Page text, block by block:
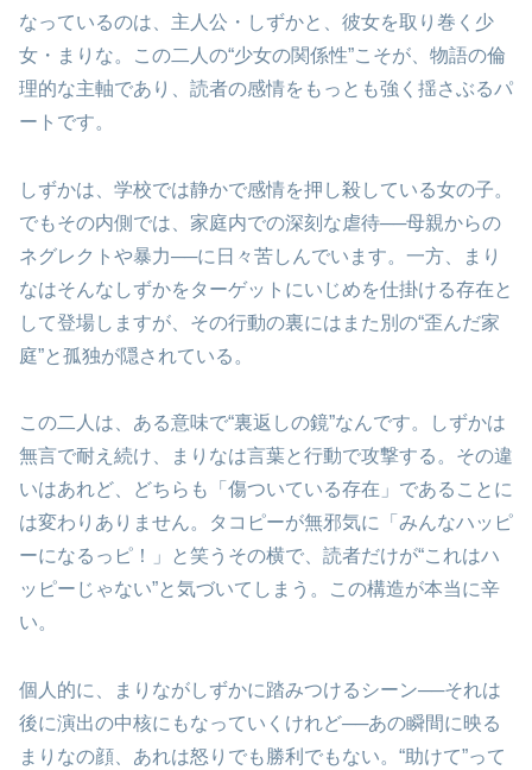
なっているのは、主人公・しずかと、彼女を取り巻く少
女・まりな。この二人の“少女の関係性”こそが、物語の倫
理的な主軸であり、読者の感情をもっとも強く揺さぶるパ
ートです。
しずかは、学校では静かで感情を押し殺している女の子。
でもその内側では、家庭内での深刻な虐待──母親からの
ネグレクトや暴力──に日々苦しんでいます。一方、まり
なはそんなしずかをターゲットにいじめを仕掛ける存在と
して登場しますが、その行動の裏にはまた別の“歪んだ家
庭”と孤独が隠されている。
この二人は、ある意味で“裏返しの鏡”なんです。しずかは
無言で耐え続け、まりなは言葉と行動で攻撃する。その違
いはあれど、どちらも「傷ついている存在」であることに
は変わりありません。タコピーが無邪気に「みんなハッピ
ーになるっピ！」と笑うその横で、読者だけが“これはハ
ッピーじゃない”と気づいてしまう。この構造が本当に辛
い。
個人的に、まりながしずかに踏みつけるシーン──それは
後に演出の中核にもなっていくけれど──あの瞬間に映る
まりなの顔、あれは怒りでも勝利でもない。“助けて”って